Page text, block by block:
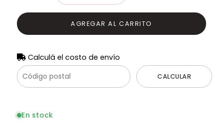
AGREGAR AL CARRITO
Calculá el costo de envío
CALCULAR
En stock